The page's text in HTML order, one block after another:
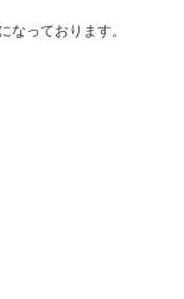
なっております。